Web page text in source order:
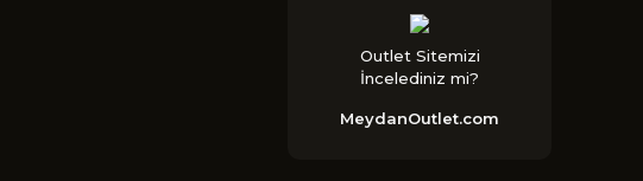
Outlet Sitemizi
İncelediniz mi?
MeydanOutlet.com